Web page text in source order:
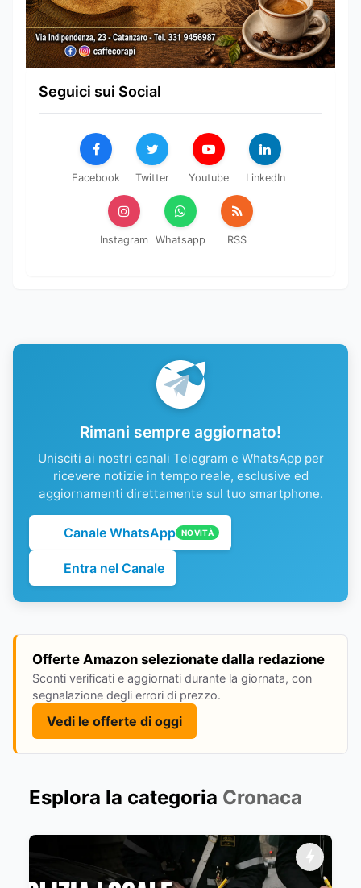
Seguici sui Social
Facebook Twitter Youtube LinkedIn
Instagram Whatsapp RSS
Rimani sempre aggiornato!
Unisciti ai nostri canali Telegram e WhatsApp per
ricevere notizie in tempo reale, esclusive ed
aggiornamenti direttamente sul tuo smartphone.
Canale WhatsApp NOVITÀ
Entra nel Canale
Offerte Amazon selezionate dalla redazione
Sconti verificati e aggiornati durante la giornata, con
segnalazione degli errori di prezzo.
Vedi le offerte di oggi
Esplora la categoria Cronaca